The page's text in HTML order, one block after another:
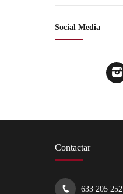
Social Media
Contactar
633 205 252